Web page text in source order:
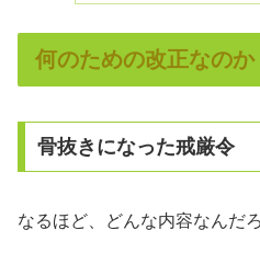
何のための改正なのか
骨抜きになった戒厳令
なるほど、どんな内容なんだろ